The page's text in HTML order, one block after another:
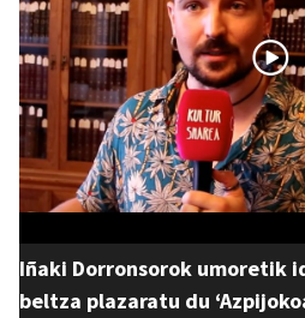
Iñaki Dorronsorok umoretik
beltza plazaratu du